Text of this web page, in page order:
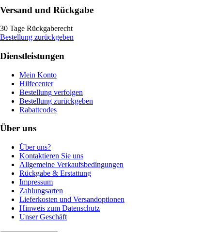
Versand und Rückgabe
30 Tage Rückgaberecht
Bestellung zurückgeben
Dienstleistungen
Mein Konto
Hilfecenter
Bestellung verfolgen
Bestellung zurückgeben
Rabattcodes
Über uns
Über uns?
Kontaktieren Sie uns
Allgemeine Verkaufsbedingungen
Rückgabe & Erstattung
Impressum
Zahlungsarten
Lieferkosten und Versandoptionen
Hinweis zum Datenschutz
Unser Geschäft